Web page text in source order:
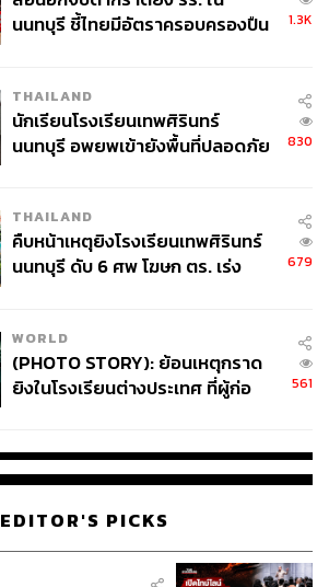
ABOUT THE AUTHOR
Content Creator กองบรรณาธิการข่าวต่าง
ประเทศ THE STANDARD
นนทบุรี ชี้ไทยมีอัตราครอบครองปืน
1.3K
THAILAND
นักเรียนโรงเรียนเทพศิรินทร์
นนทบุรี อพยพเข้ายังพื้นที่ปลอดภัย
830
THAILAND
คืบหน้าเหตุยิงโรงเรียนเทพศิรินทร์
นนทบุรี ดับ 6 ศพ โฆษก ตร. เร่ง
679
WORLD
(PHOTO STORY): ย้อนเหตุกราด
ยิงในโรงเรียนต่างประเทศ ที่ผู้ก่อ
561
EDITOR'S PICKS